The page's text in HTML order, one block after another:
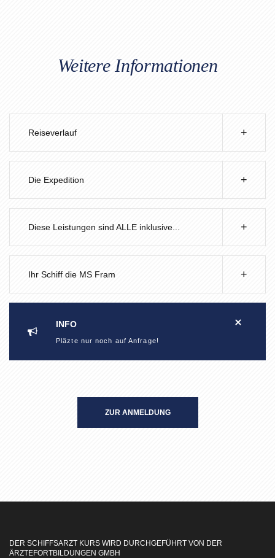
Weitere Informationen
Reiseverlauf
Die Expedition
Diese Leistungen sind ALLE inklusive...
Ihr Schiff die MS Fram
INFO
Pläzte nur noch auf Anfrage!
ZUR ANMELDUNG
DER SCHIFFSARZT KURS WIRD DURCHGEFÜHRT VON DER
ÄRZTEFORTBILDUNGEN GMBH